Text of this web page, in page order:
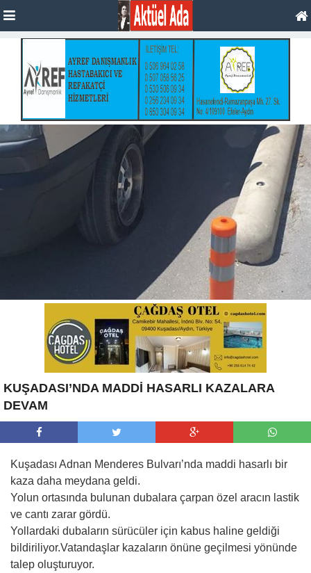
KUŞADASI’NDA MADDİ HASARLI KAZALARA
DEVAM
Kuşadası Adnan Menderes Bulvarı’nda maddi hasarlı bir
kaza daha meydana geldi.
Yolun ortasında bulunan dubalara çarpan özel aracın lastik
ve cantı zarar gördü.
Yollardaki dubaların sürücüler için kabus haline geldiği
bildiriliyor.Vatandaşlar kazaların önüne geçilmesi yönünde
talep oluşturuyor.